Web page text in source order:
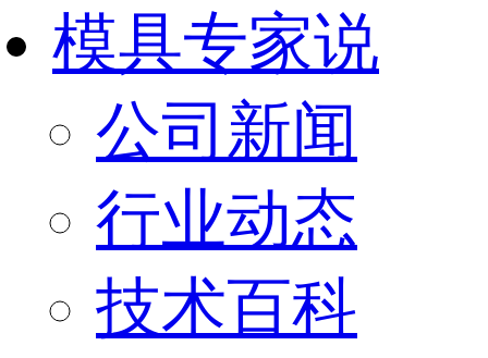
模具专家说
公司新闻
行业动态
技术百科